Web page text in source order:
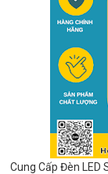
Cung Cấp Đèn LED